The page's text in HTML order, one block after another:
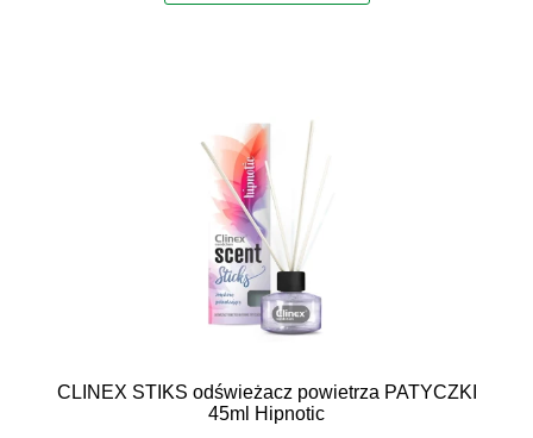
CLINEX STIKS odświeżacz powietrza PATYCZKI
45ml Hipnotic